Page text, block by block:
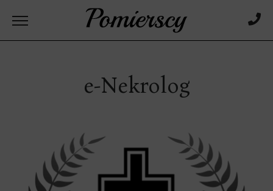
e-Nekrolog